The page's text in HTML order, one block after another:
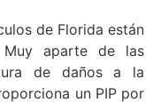
de Florida están
aparte de las
de daños a la
un PIP por